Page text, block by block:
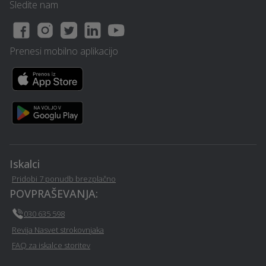
Kamnolom, peskokop -
Prevoz vozil - Vitanje
Obdelava kovin in
ključavničarstvo - Vitanje
storitve ob ločitvi - Vitanje
Rušitvena dela - Vitanje
Mizarstvo - Vitanje
Iskalci
Pridobi 7 ponudb brezplačno
POVPRAŠEVANJA:
030 635 598
Revija Nasvet strokovnjaka
FAQ za iskalce storitev
Sledite nam
Prenesi mobilno aplikacijo